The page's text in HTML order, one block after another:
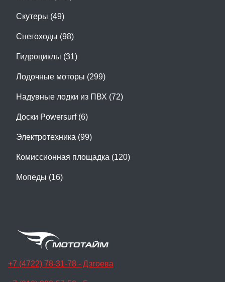
Скутеры (49)
Снегоходы (98)
Гидроциклы (31)
Лодочные моторы (299)
Надувные лодки из ПВХ (72)
Доски Powersurf (6)
Электротехника (99)
Комиссионная площадка (120)
Мопеды (16)
+7 (4722) 78-31-78 - Дзгоева